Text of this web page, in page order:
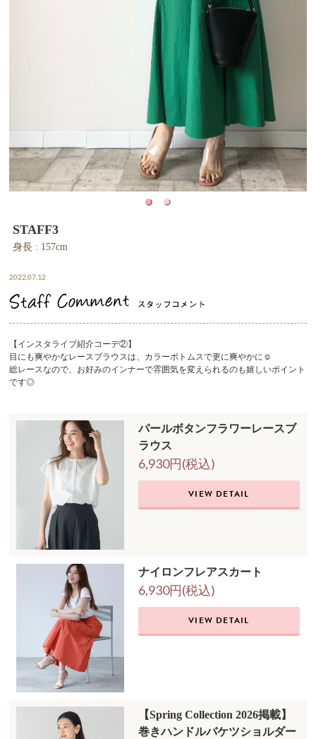
STAFF3
身長 : 157cm
2022.07.12
【インスタライブ紹介コーデ②】
目にも爽やかなレースブラウスは、カラーボトムスで更に爽やかに☺︎
総レースなので、お好みのインナーで雰囲気を変えられるのも嬉しいポイント
です◎
パールボタンフラワーレースブ
ラウス
6,930円(税込)
VIEW DETAIL
ナイロンフレアスカート
6,930円(税込)
VIEW DETAIL
【Spring Collection 2026掲載】
巻きハンドルバケツショルダー